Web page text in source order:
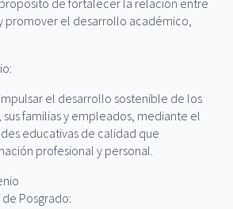
de fortalecer la relación entre
promover el desarrollo académico,
el desarrollo sostenible de los
sus familias y empleados, mediante el
educativas de calidad que
profesional y personal.
Posgrado: